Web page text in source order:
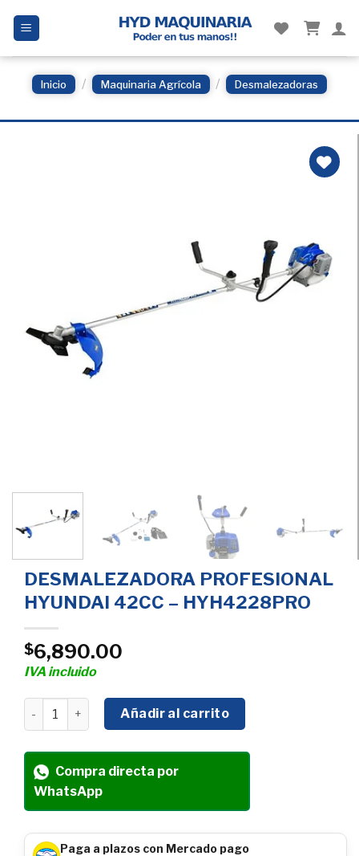
Inicio / Maquinaria Agrícola / Desmalezadoras
de
deseos
DESMALEZADORA PROFESIONAL
HYUNDAI 42CC – HYH4228PRO
$6,890.00
IVA incluido
DESMALEZADORA PROFESIONAL HYUNDAI 42CC -
Añadir al carrito
Compra directa por
WhatsApp
Paga a plazos con Mercado pago